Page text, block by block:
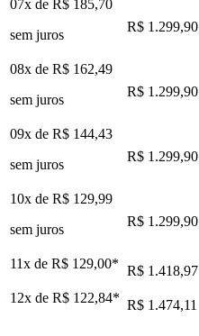
07x de R$ 185,70
sem juros
R$ 1.299,90
08x de R$ 162,49
sem juros
R$ 1.299,90
09x de R$ 144,43
sem juros
R$ 1.299,90
10x de R$ 129,99
sem juros
R$ 1.299,90
11x de R$ 129,00* R$ 1.418,97
12x de R$ 122,84* R$ 1.474,11